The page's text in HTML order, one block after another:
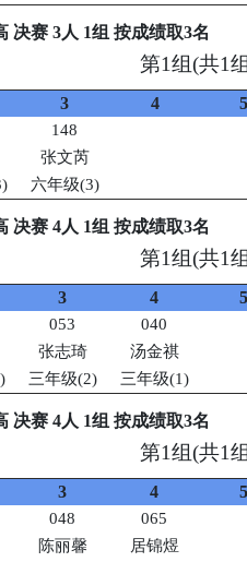
决赛 3人 1组 按成绩取3名
第1组(共1
3 4 5
148
张文芮
六年级(3)
决赛 4人 1组 按成绩取3名
第1组(共1
3 4 5
053
040
张志琦
汤金祺
三年级(2) 三年级(1)
决赛 4人 1组 按成绩取3名
第1组(共1
3 4 5
048
065
陈丽馨
居锦煜